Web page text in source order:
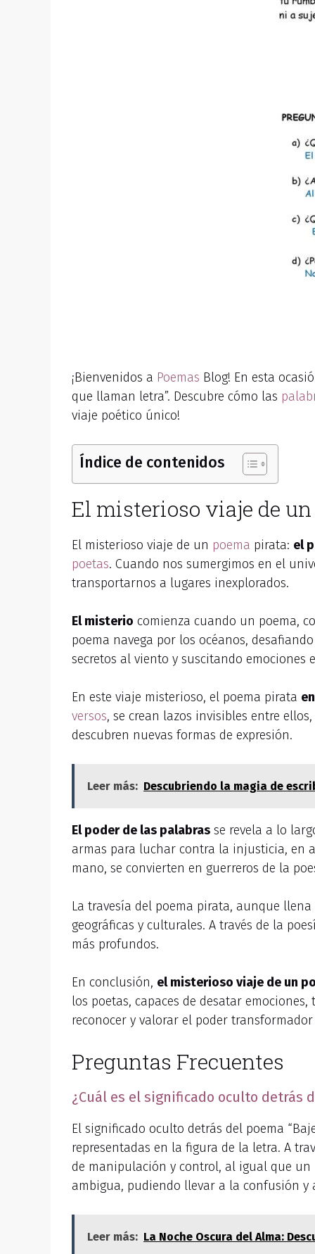
¡Bienvenidos a Poemas Blog! En esta
que llaman letra”. Descubre cómo las
viaje poético único!
Índice de contenidos
El misterioso viaje de
El misterioso viaje de un poema pirata: el
poetas. Cuando nos sumergimos en el
transportarnos a lugares inexplorados.
El misterio comienza cuando un poema,
poema navega por los océanos,
secretos al viento y suscitando emociones
En este viaje misterioso, el poema pirata
versos, se crean lazos invisibles entre
descubren nuevas formas de expresión.
Leer más: Descubriendo la magia de
El poder de las palabras se revela a lo
armas para luchar contra la injusticia, en
mano, se convierten en guerreros de la
La travesía del poema pirata, aunque
geográficas y culturales. A través de la
más profundos.
En conclusión, el misterioso viaje de un
los poetas, capaces de desatar
reconocer y valorar el poder
Preguntas Frecuentes
¿Cuál es el significado oculto detrás
El significado oculto detrás del poema
representadas en la figura de la letra. A
de manipulación y control, al igual que un
ambigua, pudiendo llevar a la confusión y
Leer más: La Noche Oscura del Alma: